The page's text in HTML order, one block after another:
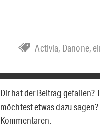
Activia, Danone,
Dir hat der Beitrag gefallen?
möchtest etwas dazu
Kommentaren.